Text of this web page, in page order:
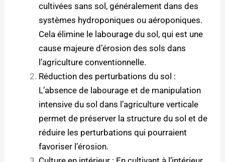
cultivées sans sol, généralement dans des
systèmes hydroponiques ou aéroponiques.
Cela élimine le labourage du sol, qui est une
cause majeure d’érosion des sols dans
l’agriculture conventionnelle.
Réduction des perturbations du sol :
L’absence de labourage et de manipulation
intensive du sol dans l’agriculture verticale
permet de préserver la structure du sol et de
réduire les perturbations qui pourraient
favoriser l’érosion.